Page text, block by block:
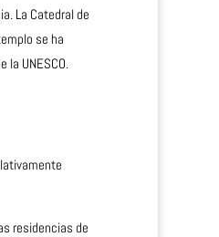
. La Catedral de
se ha
UNESCO.
residencias de